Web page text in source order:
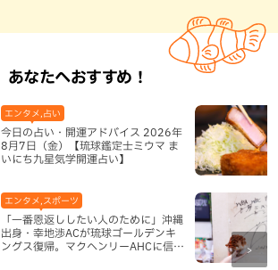
あなたへおすすめ！
今日の占い・開運アドバイス 2026年
8月7日（金）【琉球鑑定士ミウマ ま
いにち九星気学開運占い】
エンタメ,占い
「一番恩返ししたい人のために」沖縄
出身・幸地渉ACが琉球ゴールデンキ
ングス復帰。マクヘンリーAHCに信頼
エンタメ,スポーツ